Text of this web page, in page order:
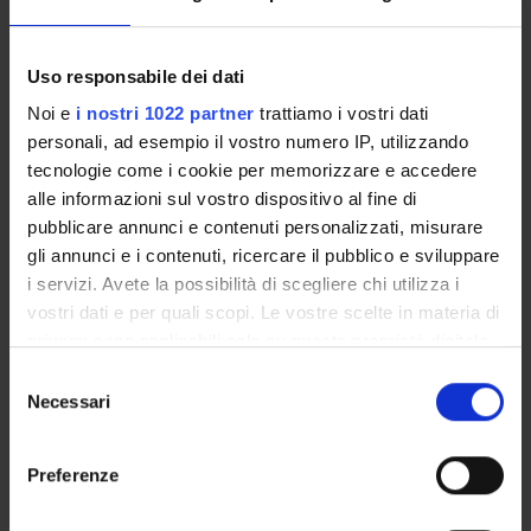
Uso responsabile dei dati
Noi e i nostri 1022 partner trattiamo i vostri dati
personali, ad esempio il vostro numero IP, utilizzando
tecnologie come i cookie per memorizzare e accedere
alle informazioni sul vostro dispositivo al fine di
pubblicare annunci e contenuti personalizzati, misurare
gli annunci e i contenuti, ricercare il pubblico e sviluppare
i servizi. Avete la possibilità di scegliere chi utilizza i
vostri dati e per quali scopi. Le vostre scelte in materia di
modificare o revocare il proprio consenso in qualsiasi
momento dalla Dichiarazione sui cookie o facendo clic
delNecessari
Preferenze
condivisione delle problematiche di gestione e lo sharing di
del Corso.
ALLEGATI
Programma (pdf, it, 342 KB, 24/04/26)
Referente
Partecipante
Ombretta Viapiana